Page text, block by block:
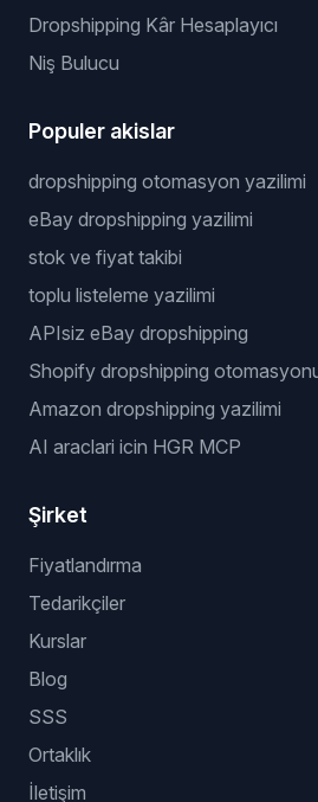
Dropshipping Kâr Hesaplayıcı
Niş Bulucu
Populer akislar
dropshipping otomasyon yazilimi
eBay dropshipping yazilimi
stok ve fiyat takibi
toplu listeleme yazilimi
APIsiz eBay dropshipping
Shopify dropshipping
Amazon dropshipping yazilimi
AI araclari icin HGR MCP
Şirket
Fiyatlandırma
Tedarikçiler
Kurslar
Blog
SSS
Ortaklık
İletişim